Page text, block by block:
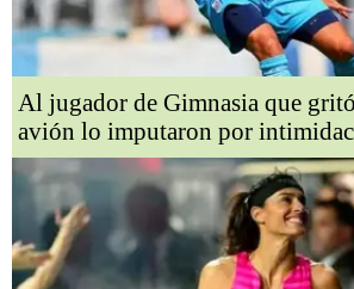
Al jugador de Gimnasia que
avión lo imputaron por